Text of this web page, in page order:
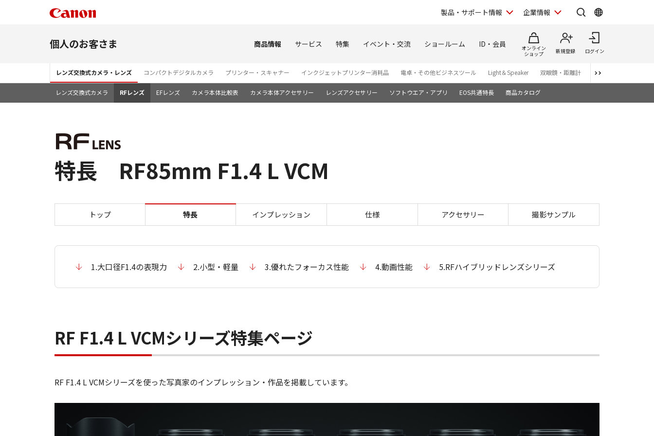
製品・サポート情報 企業情報
個人のお客さま 商品情報 サービス 特集 イベント・交流 ショールーム ID・会員
オンライン
ショップ
新規登録 ログイン
レンズ交換式カメラ・レンズ コンパクトデジタルカメラ プリンター・スキャナー インクジェットプリンター消耗品 電卓・その他ビジネスツール Light＆Speaker 双眼鏡・距離計 写真集
レンズ交換式カメラ RFレンズ EFレンズ カメラ本体比較表 カメラ本体アクセサリー レンズアクセサリー ソフトウエア・アプリ EOS共通特長 商品カタログ
特長 RF85mm F1.4 L VCM
特長 RF85mm F1.4 L VCM
トップ 特長 インプレッション 仕様 アクセサリー 撮影サンプル
1.大口径F1.4の表現力 2.小型・軽量 3.優れたフォーカス性能 4.動画性能 5.RFハイブリッドレンズシリーズ
RF F1.4 L VCMシリーズ特集ページ
RF F1.4 L VCMシリーズを使った写真家のインプレッション・作品を掲載しています。